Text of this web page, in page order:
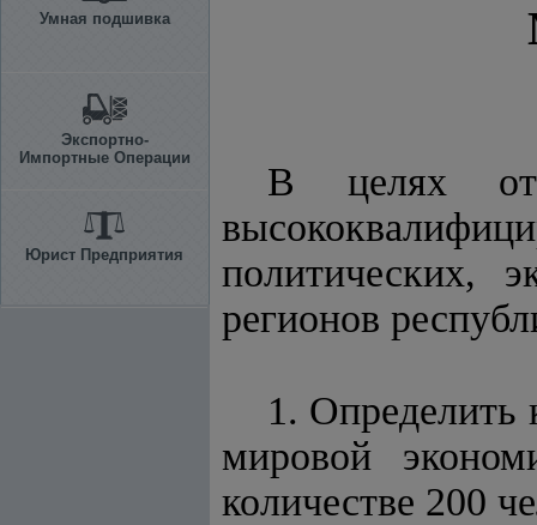
Умная подшивка
Экспортно-
Импортные Операции
Юрист Предприятия
В целях
политических,
регионов
1. Определить
мировой
количестве 200